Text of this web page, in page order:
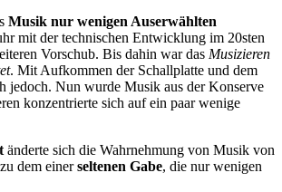
Musik nur wenigen Auserwählten
mit der technischen Entwicklung im 20sten
Vorschub. Bis dahin war das Musizieren
. Mit Aufkommen der Schallplatte und dem
jedoch. Nun wurde Musik aus der Konserve
konzentrierte sich auf ein paar wenige
änderte sich die Wahrnehmung von Musik von
dem einerseltenen Gabe, die nur wenigen